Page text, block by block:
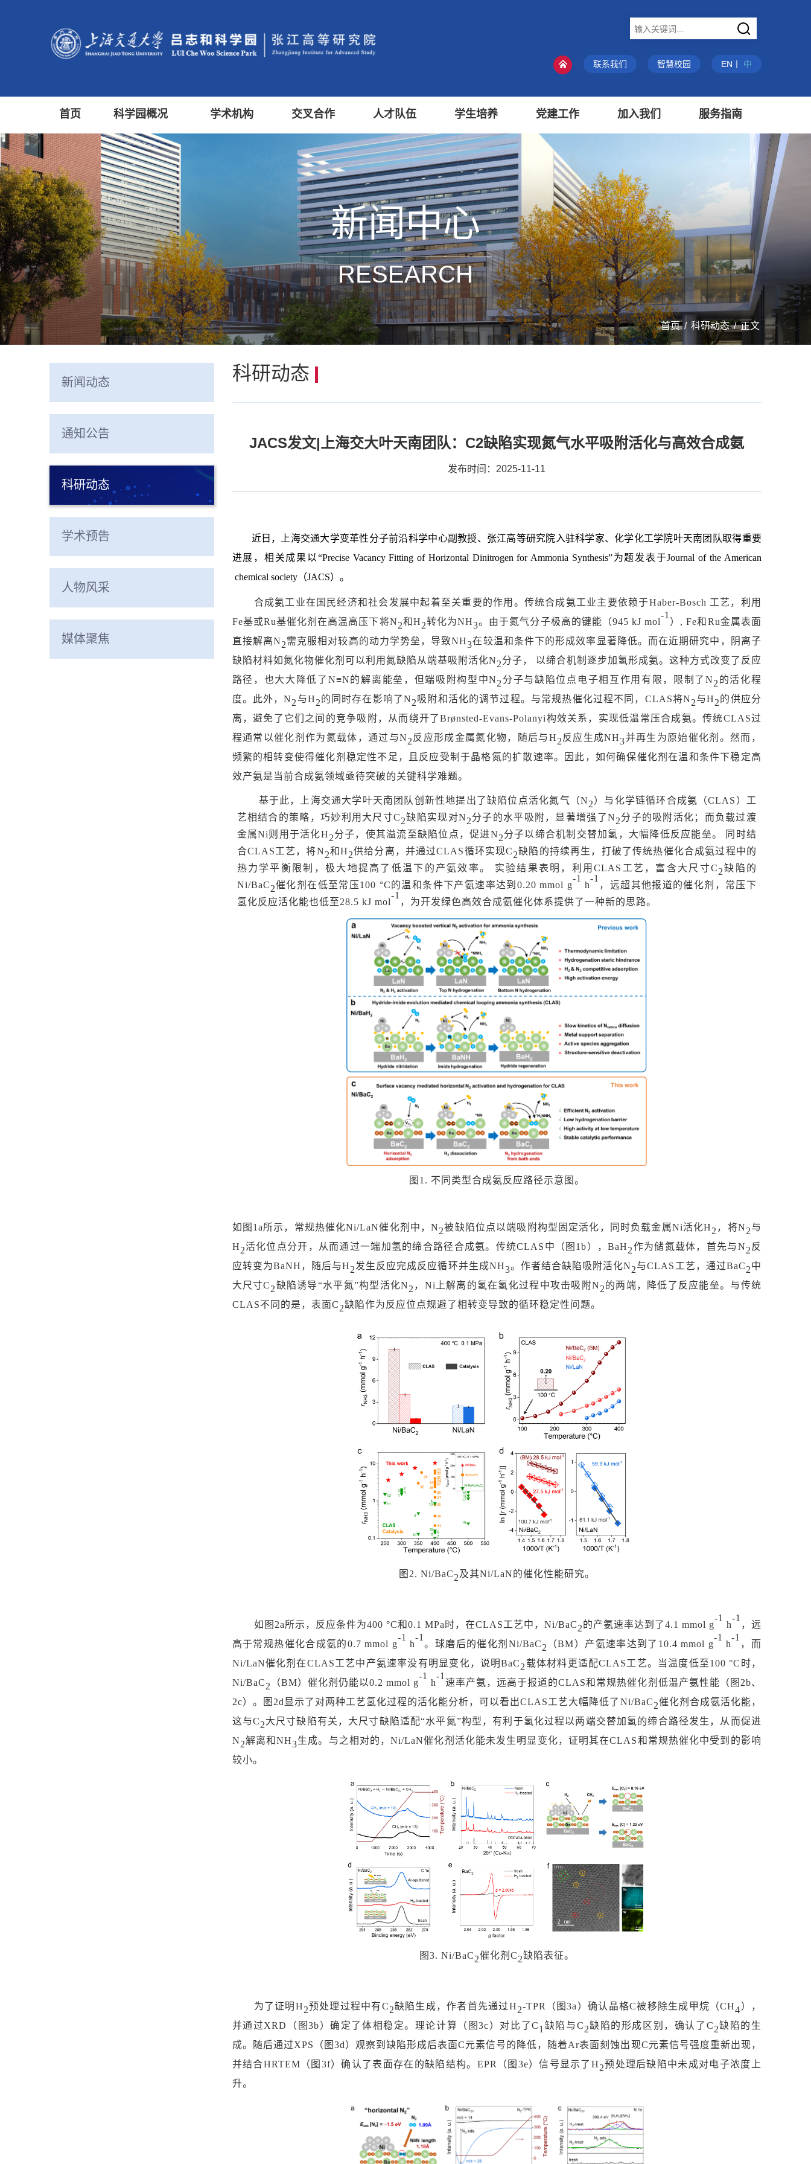
联系我们 智慧校园 EN 中
首页 科学园概况 学术机构 交叉合作 人才队伍 学生培养 党建工作 加入我们 服务指南
新闻中心
RESEARCH
首页/ 科研动态/正文
新闻动态
通知公告
科研动态
学术预告
人物风采
媒体聚焦
科研动态
JACS发文|上海交大叶天南团队：C2缺陷实现氮气水平吸附活化与高效合成氨
发布时间：2025-11-11
近日，上海交通大学变革性分子前沿科学中心副教授、张江高等研究院入驻科学家、化学化工学院叶天南团队取得重要
进展，相关成果以“Precise Vacancy Fitting of Horizontal Dinitrogen for Ammonia Synthesis”为题发表于Journal of the American
chemical society（JACS）。
合成氨工业在国民经济和社会发展中起着至关重要的作用。传统合成氨工业主要依赖于Haber-Bosch 工艺，利用
Fe基或Ru基催化剂在高温高压下将N2和H2转化为NH3。由于氮气分子极高的键能（945 kJ mol
-1
） , Fe和Ru金属表面
直接解离N2需克服相对较高的动力学势垒，导致NH3在较温和条件下的形成效率显著降低。而在近期研究中，阴离子
缺陷材料如氮化物催化剂可以利用氮缺陷从端基吸附活化N2分子，
以缔合机制逐步加氢形成氨。这种方式改变了反应
路径，也大大降低了 N≡N的解离能垒，但端吸附构型中N2 分子与缺陷位点电子相互作用有限，限制了N2 的活化程
度。此外，N2 与H2的同时存在影响了N2吸附和活化的调节过程。与常规热催化过程不同， CLAS将N2与H2的供应分
离，避免了它们之间的竞争吸附，从而绕开了Brønsted-Evans-Polanyi构效关系，实现低温常压合成氨。传统CLAS过
程通常以催化剂作为氮载体，通过与N2 反应形成金属氮化物，随后与H2 反应生成NH3并再生为原始催化剂。然而，
频繁的相转变使得催化剂稳定性不足，且反应受制于晶格氮的扩散速率。因此，如何确保催化剂在温和条件下稳定高
效产氨是当前合成氨领域亟待突破的关键科学难题。
基于此，上海交通大学叶天南团队创新性地提出了缺陷位点活化氮气（N2）与化学链循环合成氨（CLAS ）工
艺相结合的策略，巧妙利用大尺寸C2缺陷实现对N2分子的水平吸附，显著增强了N2分子的吸附活化；而负载过渡
金属Ni则用于活化H2分子，使其溢流至缺陷位点，促进N2分子以缔合机制交替加氢，大幅降低反应能垒。
同时结
合CLAS工艺，将N2和H2供给分离，并通过CLAS循环实现C2缺陷的持续再生，打破了传统热催化合成氨过程中的
热力学平衡限制，极大地提高了低温下的产氨效率。
实验结果表明，利用CLAS工艺，富含大尺寸C2缺陷的
Ni/BaC2催化剂在低至常压100 °C的温和条件下产氨速率达到0.20 mmol g
-1
h
-1
，远超其他报道的催化剂，常压下
氢化反应活化能也低至28.5 kJ mol
-1
，为开发绿色高效合成氨催化体系提供了一种新的思路。
图 1. 不同类型合成氨反应路径示意图。
如图 1a所示，常规热催化Ni/LaN催化剂中，N2被缺陷位点以端吸附构型固定活化，同时负载金属Ni活化H2，将N2与
H2活化位点分开，从而通过一端加氢的缔合路径合成氨。传统CLAS中（图1b），BaH2作为储氮载体，首先与N2反
应转变为BaNH，随后与H2发生反应完成反应循环并生成NH3。作者结合缺陷吸附活化N2与CLAS工艺，通过BaC2中
大尺寸C2缺陷诱导“水平氮”构型活化N2， Ni上解离的氢在氢化过程中攻击吸附N2的两端，降低了反应能垒。与传统
CLAS不同的是，表面C2缺陷作为反应位点规避了相转变导致的循环稳定性问题。
图 2. Ni/BaC2及其Ni/LaN的催化性能研究。
如图 2a所示，反应条件为400 °C和0.1 MPa时，在CLAS工艺中，Ni/BaC2的产氨速率达到了4.1 mmol g
-1
h
-1
，远
高于常规热催化合成氨的0.7 mmol g
-1
h
-1
。球磨后的催化剂 Ni/BaC2 （BM）产氨速率达到了10.4 mmol g
-1
h
-1
，而
Ni/LaN催化剂在CLAS工艺中产氨速率没有明显变化，说明BaC2载体材料更适配CLAS工艺。当温度低至100 °C时，
Ni/BaC2 （BM）催化剂仍能以0.2 mmol g
-1
h
-1
速率产氨，远高于报道的CLAS和常规热催化剂低温产氨性能（图2b、
2c）。图2d显示了对两种工艺氢化过程的活化能分析，可以看出CLAS工艺大幅降低了Ni/BaC2催化剂合成氨活化能，
这与C2大尺寸缺陷有关，大尺寸缺陷适配“水平氮”构型，有利于氢化过程以两端交替加氢的缔合路径发生，从而促进
N2解离和NH3生成。与之相对的，Ni/LaN催化剂活化能未发生明显变化，证明其在CLAS和常规热催化中受到的影响
较小。
图 3. Ni/BaC2催化剂 C2缺陷表征。
为了证明 H2预处理过程中有C2缺陷生成，作者首先通过H2-TPR（图3a）确认晶格C被移除生成甲烷（CH4），
并通过XRD（图3b）确定了体相稳定。理论计算（图3c）对比了C1缺陷与C2缺陷的形成区别，确认了 C2缺陷的生
成。随后通过XPS（图3d）观察到缺陷形成后表面C元素信号的降低，随着Ar表面刻蚀出现C元素信号强度重新出现，
并结合HRTEM（图3f）确认了表面存在的缺陷结构。EPR（图3e）信号显示了H2预处理后缺陷中未成对电子浓度上
升。